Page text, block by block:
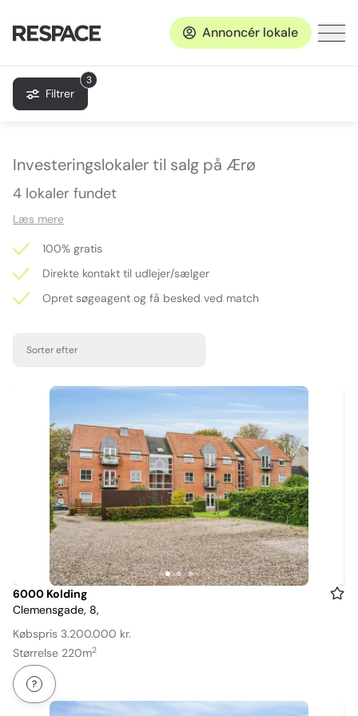
Annoncér lokale
3
Filtrer
Investeringslokaler til salg på Ærø
4 lokaler fundet
Læs mere
100% gratis
Direkte kontakt til udlejer/sælger
Opret søgeagent og få besked ved match
Sorter efter
Item
1
of
3
6000 Kolding
Clemensgade, 8,
Købspris 3.200.000 kr.
Størrelse 220m2